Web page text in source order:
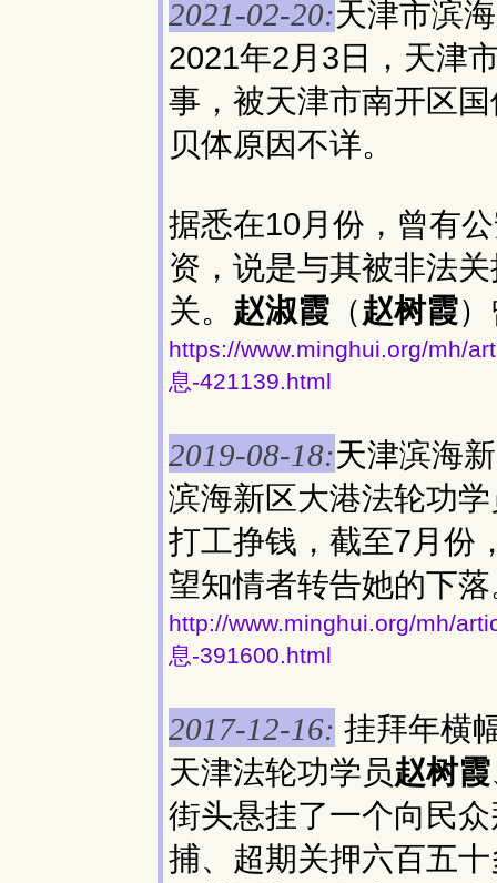
2021-02-20:天津市滨
2021年2月3日，天津
事，被天津市南开区
贝体原因不详。
据悉在10月份，曾有
资，说是与其被非法
关。 赵淑霞 （赵树霞
https://www.minghui.org/mh/
息-421139.html
2019-08-18:天津滨海
滨海新区大港法轮功
打工挣钱，截至7月份
望知情者转告她的下
http://www.minghui.org/mh/
息-391600.html
2017-12-16: 挂拜年横
天津法轮功学员赵树霞
街头悬挂了一个向民
捕、超期关押六百五